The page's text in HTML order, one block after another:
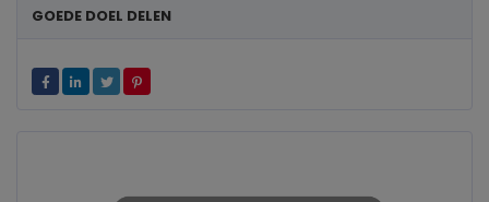
GOEDE DOEL DELEN